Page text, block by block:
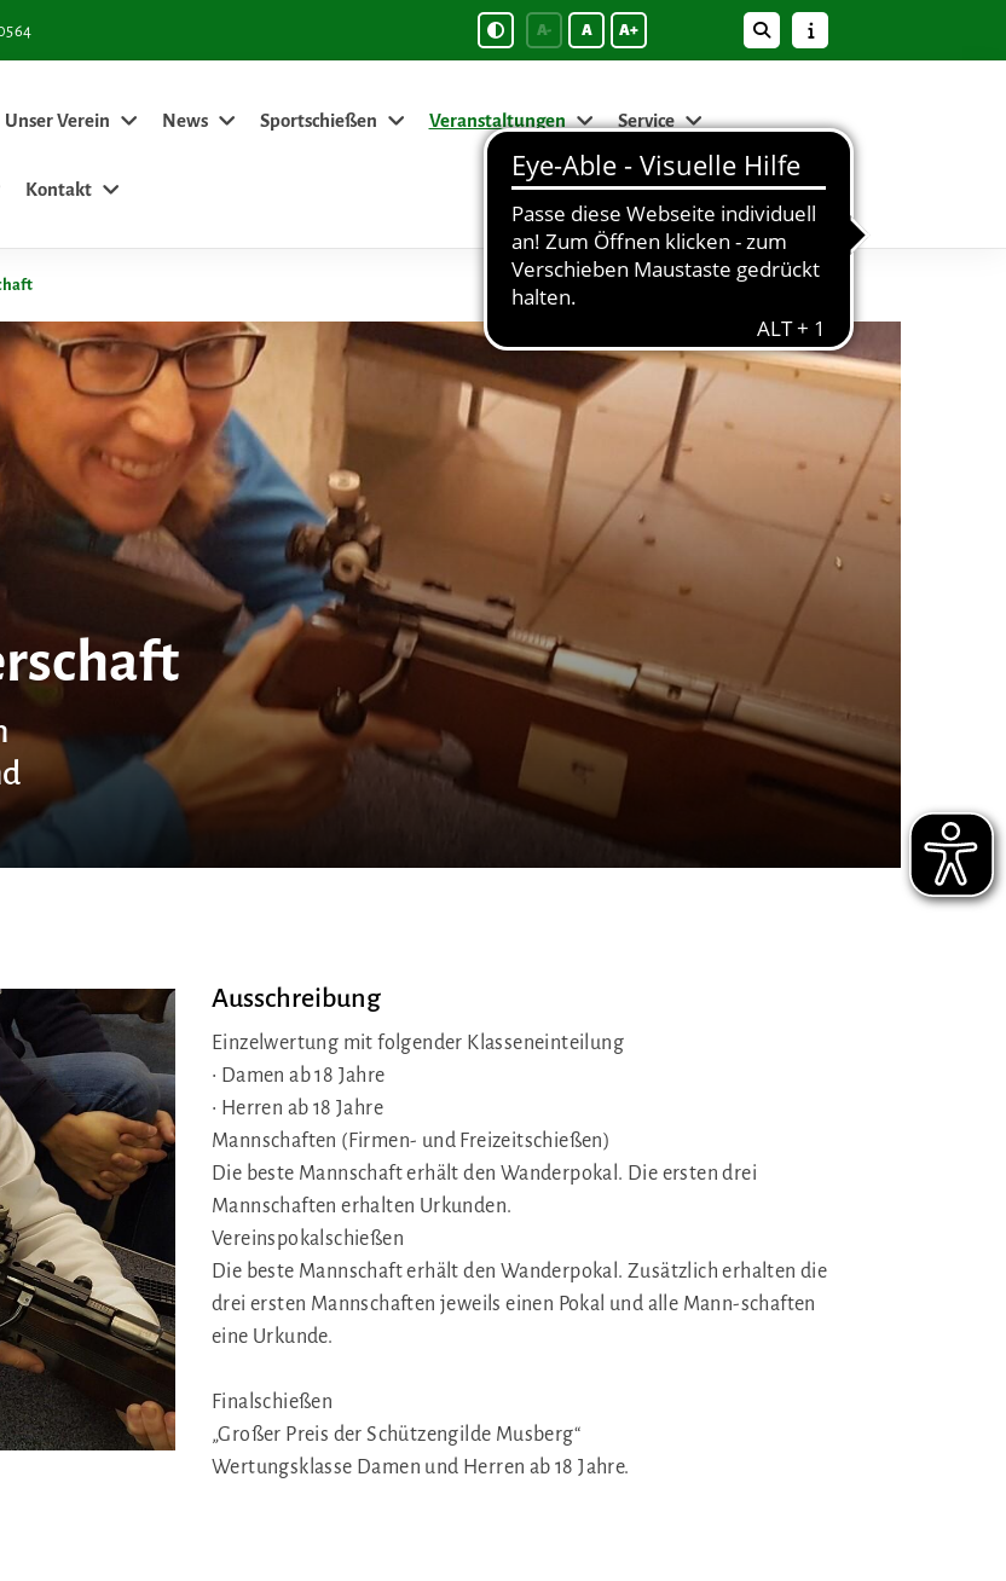
A- A A+
Unser Verein News Sportschießen Veranstaltungen Service
Kontakt
Ausschreibung
Einzelwertung mit folgender Klasseneinteilung
• Damen ab 18 Jahre
• Herren ab 18 Jahre
Mannschaften (Firmen- und Freizeitschießen)
Die beste Mannschaft erhält den Wanderpokal. Die ersten drei
Mannschaften erhalten Urkunden.
Vereinspokalschießen
Die beste Mannschaft erhält den Wanderpokal. Zusätzlich erhalten die
drei ersten Mannschaften jeweils einen Pokal und alle Mann-schaften
eine Urkunde.
Finalschießen
„Großer Preis der Schützengilde Musberg“
Wertungsklasse Damen und Herren ab 18 Jahre.
Unser Verein
Vereinshistorie
Archiv
Stellenangebote
Sponsoren und Verbände
Downloads
Fragen & Antworten
Interner Bereich